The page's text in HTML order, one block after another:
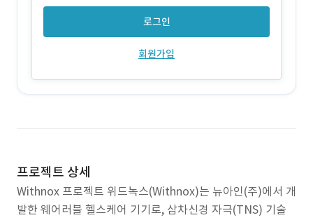
로그인
회원가입
프로젝트 상세
Withnox 프로젝트 위드녹스(Withnox)는 뉴아인(주)에서 개
발한 웨어러블 헬스케어 기기로, 삼차신경 자극(TNS) 기술